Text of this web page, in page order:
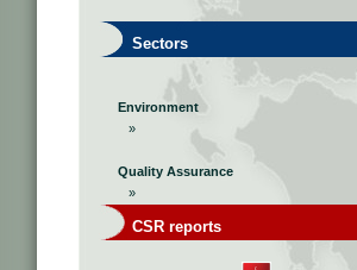
Sectors
Environment
»
Quality Assurance
»
CSR reports